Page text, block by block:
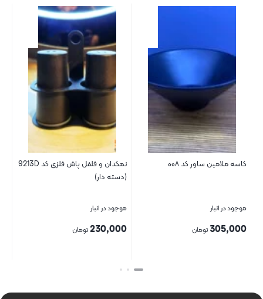
نمکدان و فلفل پاش فلزی کد 9213D
230,000
سبد نان ساور کد 61
295,000